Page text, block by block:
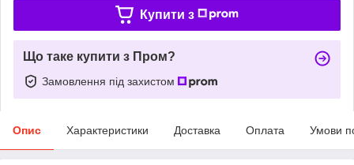
Купити з
Що таке купити з Пром?
Замовлення під захистом
Опис Характеристики Доставка Оплата Умови